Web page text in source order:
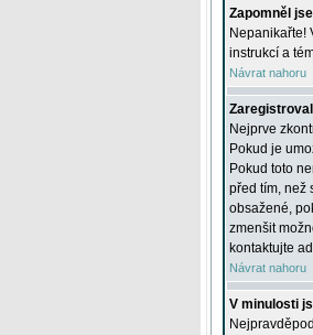
Zapomněl
Nepanikařte!
instrukcí a
Návrat nahoru
Nejprve
Pokud je
Pokud toto
před tím, než
obsažené,
zmenšit
kontaktujte
Návrat nahoru
V minulosti